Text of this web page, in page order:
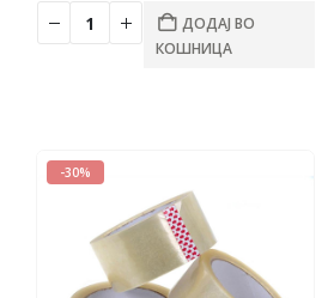
ДОДАЈ ВО
КОШНИЦА
-30%